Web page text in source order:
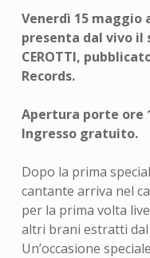
Venerdì 15 maggio
presenta dal vivo il
CEROTTI,
Records.
Apertura porte ore
Ingresso gratuito.
Dopo la prima
cantante arriva nel
per la prima volta
altri brani estratti dal
Un’occasione